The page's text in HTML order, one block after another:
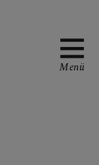
Menü